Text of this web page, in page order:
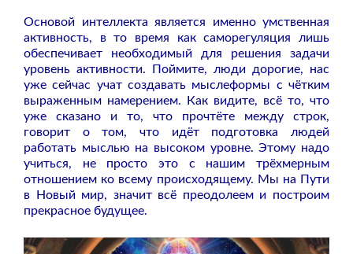
Основой интеллекта является именно умственная
активность, в то время как саморегуляция лишь
обеспечивает необходимый для решения задачи
уровень активности. Поймите, люди дорогие, нас
уже сейчас учат создавать мыслеформы с чётким
выраженным намерением. Как видите, всё то, что
уже сказано и то, что прочтёте между строк,
говорит о том, что идёт подготовка людей
работать мыслью на высоком уровне. Этому надо
учиться, не просто это с нашим трёхмерным
отношением ко всему происходящему. Мы на Пути
в Новый мир, значит всё преодолеем и построим
прекрасное будущее.